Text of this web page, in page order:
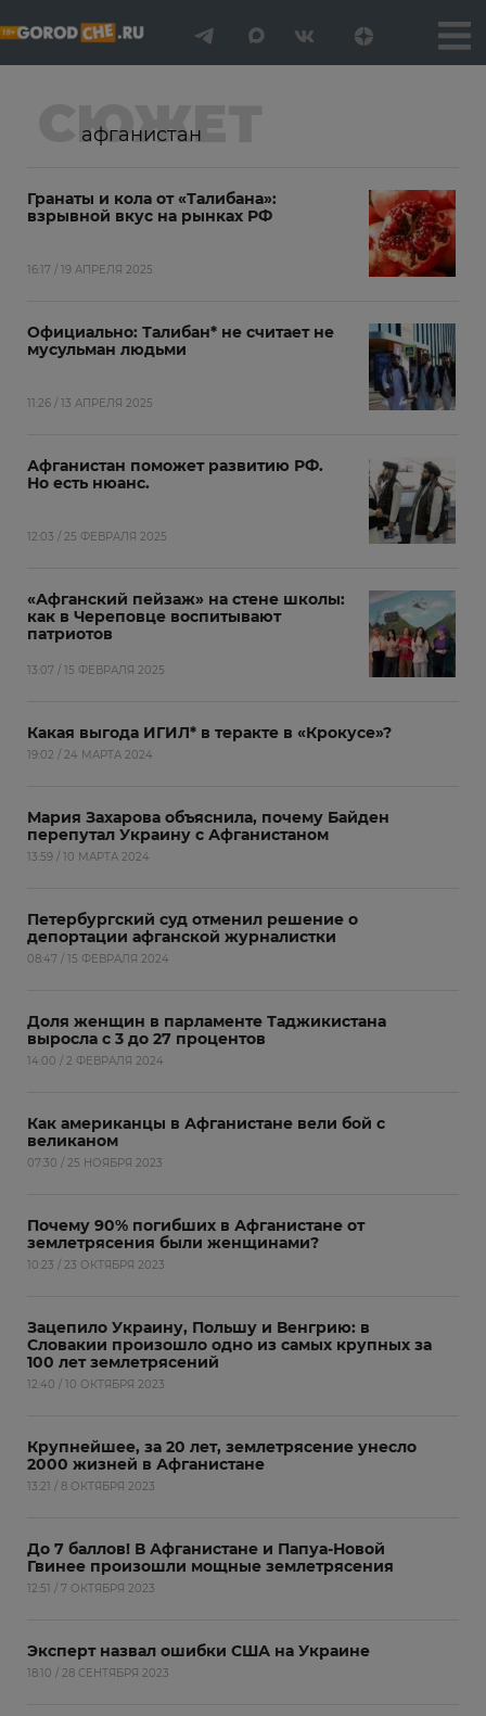
СЮЖЕТ
афганистан
Гранаты и кола от «Талибана»:
взрывной вкус на рынках РФ
16:17 / 19 АПРЕЛЯ 2025
Официально: Талибан* не считает не
мусульман людьми
11:26 / 13 АПРЕЛЯ 2025
Афганистан поможет развитию РФ.
Но есть нюанс.
12:03 / 25 ФЕВРАЛЯ 2025
«Афганский пейзаж» на стене школы:
как в Череповце воспитывают
патриотов
13:07 / 15 ФЕВРАЛЯ 2025
Какая выгода ИГИЛ* в теракте в «Крокусе»?
19:02 / 24 МАРТА 2024
Мария Захарова объяснила, почему Байден
перепутал Украину с Афганистаном
13:59 / 10 МАРТА 2024
Петербургский суд отменил решение о
депортации афганской журналистки
08:47 / 15 ФЕВРАЛЯ 2024
Доля женщин в парламенте Таджикистана
выросла с 3 до 27 процентов
14:00 / 2 ФЕВРАЛЯ 2024
Как американцы в Афганистане вели бой с
великаном
07:30 / 25 НОЯБРЯ 2023
Почему 90% погибших в Афганистане от
землетрясения были женщинами?
10:23 / 23 ОКТЯБРЯ 2023
Зацепило Украину, Польшу и Венгрию: в
Словакии произошло одно из самых крупных за
100 лет землетрясений
12:40 / 10 ОКТЯБРЯ 2023
Крупнейшее, за 20 лет, землетрясение унесло
2000 жизней в Афганистане
13:21 / 8 ОКТЯБРЯ 2023
До 7 баллов! В Афганистане и Папуа-Новой
Гвинее произошли мощные землетрясения
12:51 / 7 ОКТЯБРЯ 2023
Эксперт назвал ошибки США на Украине
18:10 / 28 СЕНТЯБРЯ 2023